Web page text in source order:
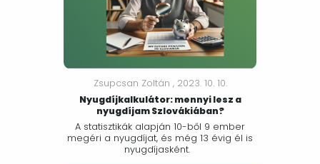
Zsupcsan Zoltán , 2023. 10. 10.
Nyugdíjkalkulátor: mennyi lesz a
nyugdíjam Szlovákiában?
A statisztikák alapján 10-ből 9 ember
megéri a nyugdíjat, és még 13 évig él is
nyugdíjasként.